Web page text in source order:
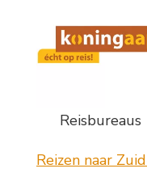
Reisbureaus
Reizen naar